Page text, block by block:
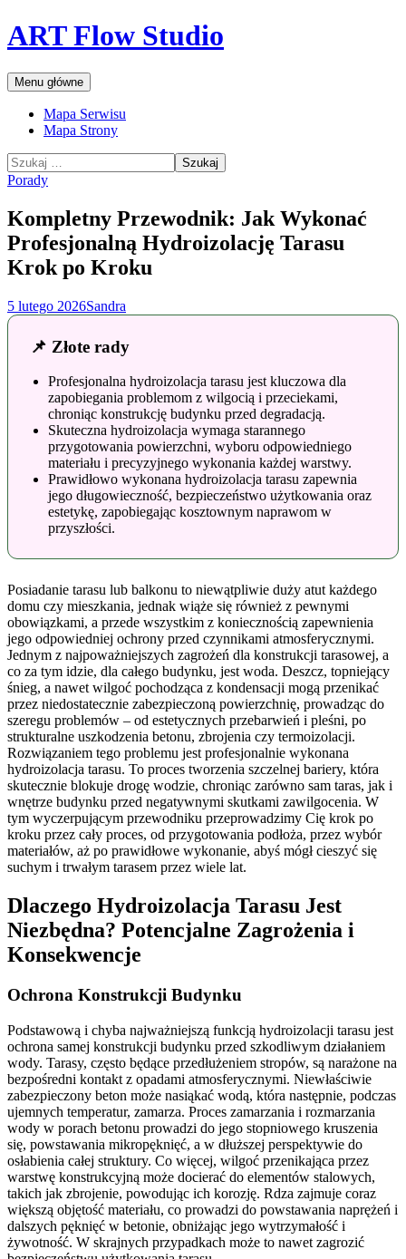
Przejdź
do
ART Flow Studio
Szukaj
Menu główne
Mapa Serwisu
Mapa Strony
Szukaj:
Porady
Kompletny Przewodnik: Jak Wykonać
Profesjonalną Hydroizolację Tarasu
Krok po Kroku
5 lutego 2026Sandra
📌 Złote rady
Profesjonalna hydroizolacja tarasu jest kluczowa dla
zapobiegania problemom z wilgocią i przeciekami,
chroniąc konstrukcję budynku przed degradacją.
Skuteczna hydroizolacja wymaga starannego
przygotowania powierzchni, wyboru odpowiedniego
materiału i precyzyjnego wykonania każdej warstwy.
Prawidłowo wykonana hydroizolacja tarasu zapewnia
jego długowieczność, bezpieczeństwo użytkowania oraz
estetykę, zapobiegając kosztownym naprawom w
przyszłości.
Posiadanie tarasu lub balkonu to niewątpliwie duży atut każdego
domu czy mieszkania, jednak wiąże się również z pewnymi
obowiązkami, a przede wszystkim z koniecznością zapewnienia
jego odpowiedniej ochrony przed czynnikami atmosferycznymi.
Jednym z najpoważniejszych zagrożeń dla konstrukcji tarasowej, a
co za tym idzie, dla całego budynku, jest woda. Deszcz, topniejący
śnieg, a nawet wilgoć pochodząca z kondensacji mogą przenikać
przez niedostatecznie zabezpieczoną powierzchnię, prowadząc do
szeregu problemów – od estetycznych przebarwień i pleśni, po
strukturalne uszkodzenia betonu, zbrojenia czy termoizolacji.
Rozwiązaniem tego problemu jest profesjonalnie wykonana
hydroizolacja tarasu. To proces tworzenia szczelnej bariery, która
skutecznie blokuje drogę wodzie, chroniąc zarówno sam taras, jak i
wnętrze budynku przed negatywnymi skutkami zawilgocenia. W
tym wyczerpującym przewodniku przeprowadzimy Cię krok po
kroku przez cały proces, od przygotowania podłoża, przez wybór
materiałów, aż po prawidłowe wykonanie, abyś mógł cieszyć się
suchym i trwałym tarasem przez wiele lat.
Dlaczego Hydroizolacja Tarasu Jest
Niezbędna? Potencjalne Zagrożenia i
Konsekwencje
Ochrona Konstrukcji Budynku
Podstawową i chyba najważniejszą funkcją hydroizolacji tarasu jest
ochrona samej konstrukcji budynku przed szkodliwym działaniem
wody. Tarasy, często będące przedłużeniem stropów, są narażone na
bezpośredni kontakt z opadami atmosferycznymi. Niewłaściwie
zabezpieczony beton może nasiąkać wodą, która następnie, podczas
ujemnych temperatur, zamarza. Proces zamarzania i rozmarzania
wody w porach betonu prowadzi do jego stopniowego kruszenia
się, powstawania mikropęknięć, a w dłuższej perspektywie do
osłabienia całej struktury. Co więcej, wilgoć przenikająca przez
warstwę konstrukcyjną może docierać do elementów stalowych,
takich jak zbrojenie, powodując ich korozję. Rdza zajmuje coraz
większą objętość materiału, co prowadzi do powstawania naprężeń i
dalszych pęknięć w betonie, obniżając jego wytrzymałość i
żywotność. W skrajnych przypadkach może to nawet zagrozić